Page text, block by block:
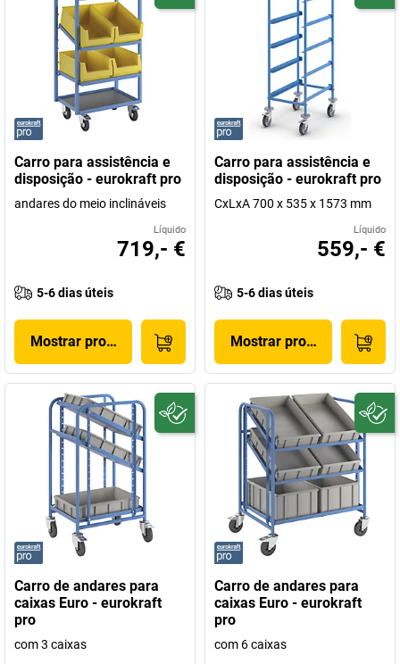
Carro para assistência e
disposição - eurokraft pro
andares do meio inclináveis
Líquido
719,- €
5-6 dias úteis
Mostrar produto
Carro para assistência e
disposição - eurokraft pro
CxLxA 700 x 535 x 1573 mm
Líquido
559,- €
5-6 dias úteis
Mostrar produto
Carro de andares para
caixas Euro - eurokraft
pro
com 3 caixas
Carro de andares para
caixas Euro - eurokraft
pro
com 6 caixas